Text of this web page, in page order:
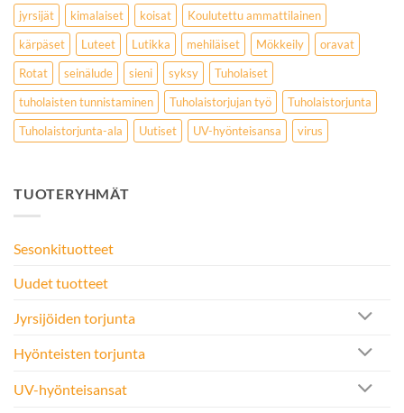
jyrsijät
kimalaiset koisat
Koulutettu ammattilainen
kärpäset
Luteet Lutikka mehiläiset Mökkeily
oravat
Rotat
seinälude sieni syksy
Tuholaiset
tuholaisten tunnistaminen
Tuholaistorjujan työ
Tuholaistorjunta
Tuholaistorjunta-ala
Uutiset UV-hyönteisansa virus
TUOTERYHMÄT
Sesonkituotteet
Uudet tuotteet
Jyrsijöiden torjunta
Hyönteisten torjunta
UV-hyönteisansat